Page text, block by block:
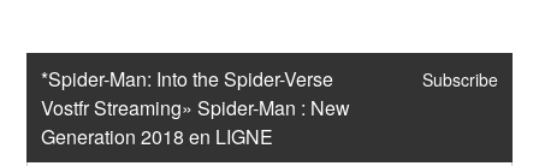
*Spider-Man: Into the Spider-Verse
Vostfr Streaming» Spider-Man : New
Generation 2018 en LIGNE
Subscribe